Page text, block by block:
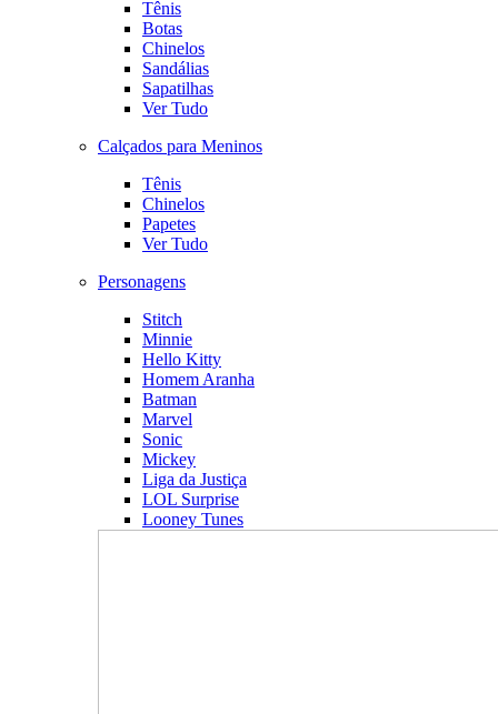
Tênis
Botas
Chinelos
Sandálias
Sapatilhas
Ver Tudo
Calçados para Meninos
Tênis
Chinelos
Papetes
Ver Tudo
Personagens
Stitch
Minnie
Hello Kitty
Homem Aranha
Batman
Marvel
Sonic
Mickey
Liga da Justiça
LOL Surprise
Looney Tunes